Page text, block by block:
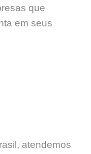
que
em seus
atendemos